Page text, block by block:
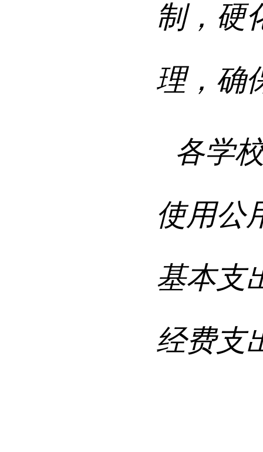
制， 硬
理， 确
各学
使用公
基本支
经费支